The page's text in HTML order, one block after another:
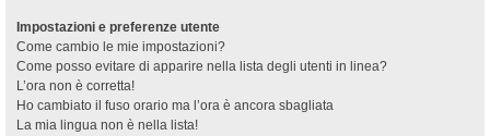
Impostazioni e preferenze utente
Come cambio le mie impostazioni?
Come posso evitare di apparire nella lista degli utenti in linea?
L’ora non è corretta!
Ho cambiato il fuso orario ma l’ora è ancora sbagliata
La mia lingua non è nella lista!